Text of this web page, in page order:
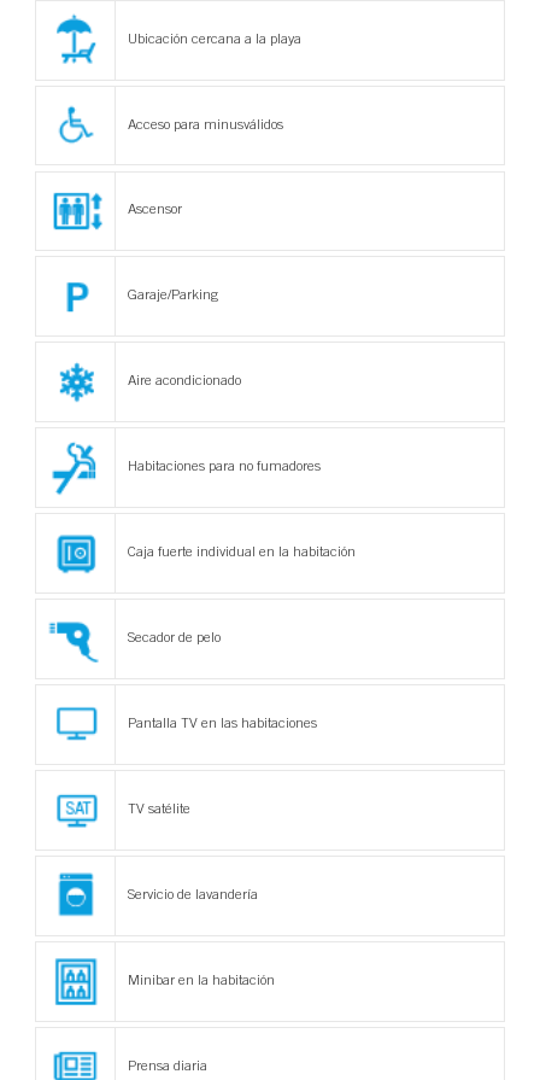
Ubicación cercana a la playa
Acceso para minusválidos
Ascensor
Garaje/Parking
Aire acondicionado
Habitaciones para no fumadores
Caja fuerte individual en la habitación
Secador de pelo
Pantalla TV en las habitaciones
TV satélite
Servicio de lavandería
Minibar en la habitación
Prensa diaria